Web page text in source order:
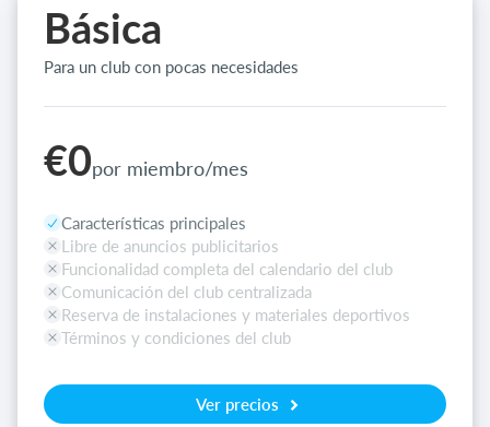
Básica
Para un club con pocas necesidades
€0por miembro/mes
Características principales
Libre de anuncios publicitarios
Funcionalidad completa del calendario del club
Comunicación del club centralizada
Reserva de instalaciones y materiales deportivos
Términos y condiciones del club
Ver precios